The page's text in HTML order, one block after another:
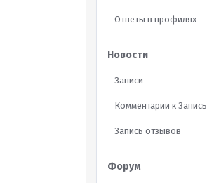
Ответы в профилях
Новости
Записи
Комментарии к Запись
Запись отзывов
Форум